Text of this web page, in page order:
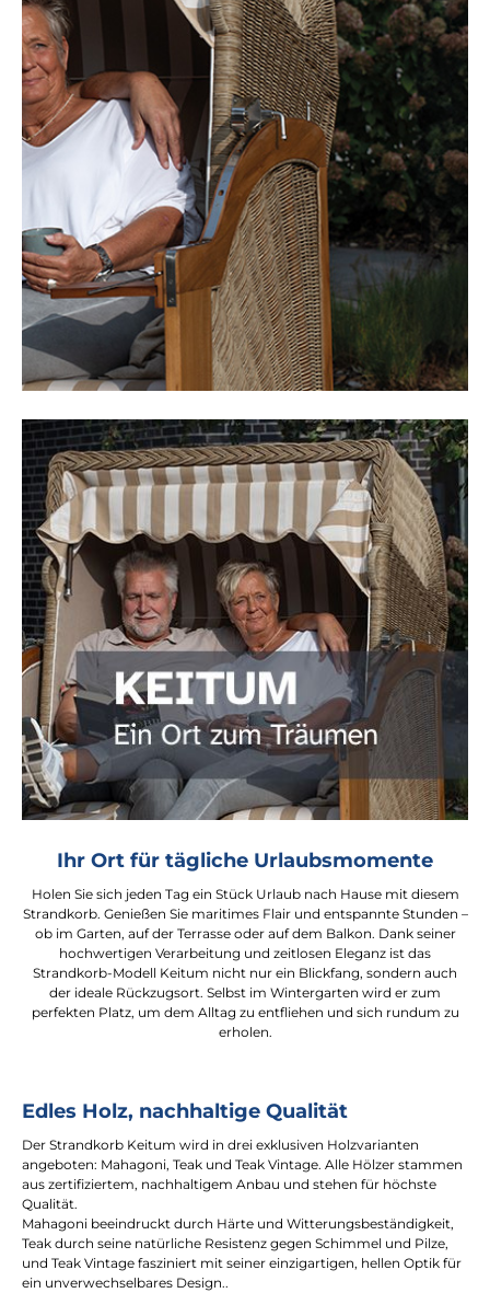
Ihr Ort für tägliche Urlaubsmomente
Holen Sie sich jeden Tag ein Stück Urlaub nach Hause mit diesem
Strandkorb. Genießen Sie maritimes Flair und entspannte Stunden –
ob im Garten, auf der Terrasse oder auf dem Balkon. Dank seiner
hochwertigen Verarbeitung und zeitlosen Eleganz ist das
Strandkorb-Modell Keitum nicht nur ein Blickfang, sondern auch
der ideale Rückzugsort. Selbst im Wintergarten wird er zum
perfekten Platz, um dem Alltag zu entfliehen und sich rundum zu
erholen.
Edles Holz, nachhaltige Qualität
Der Strandkorb Keitum wird in drei exklusiven Holzvarianten
angeboten: Mahagoni, Teak und Teak Vintage. Alle Hölzer stammen
aus zertifiziertem, nachhaltigem Anbau und stehen für höchste
Qualität.
Mahagoni beeindruckt durch Härte und Witterungsbeständigkeit,
Teak durch seine natürliche Resistenz gegen Schimmel und Pilze,
und Teak Vintage fasziniert mit seiner einzigartigen, hellen Optik für
ein unverwechselbares Design..